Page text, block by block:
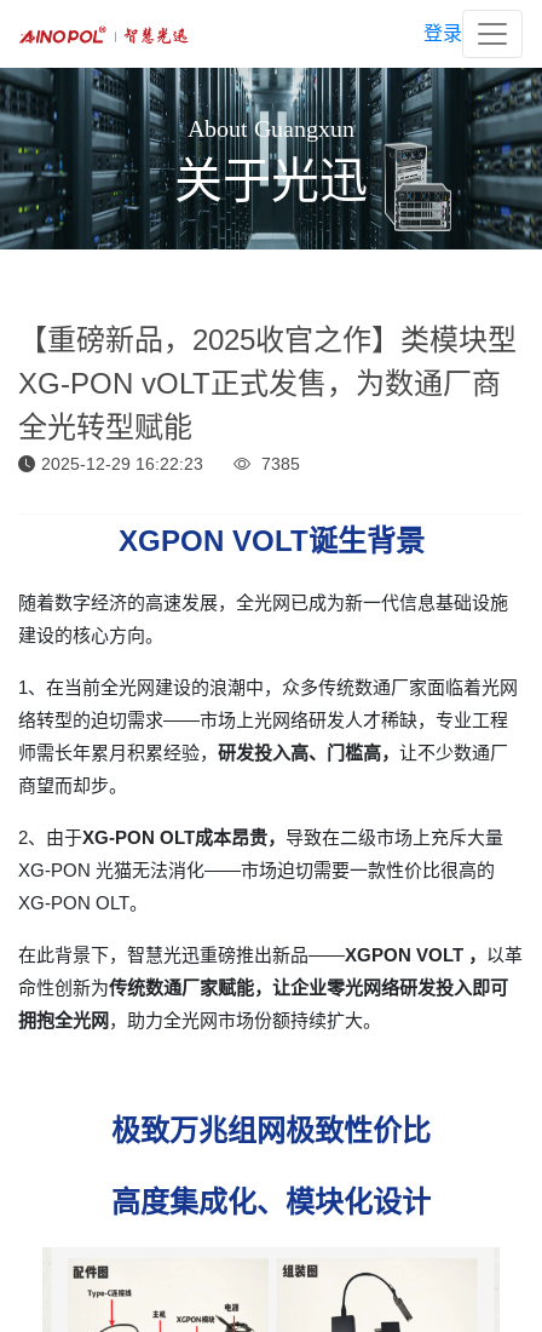
登录
About Guangxun
关于光迅
【重磅新品，2025收官之作】类模块型
XG-PON vOLT正式发售，为数通厂商
全光转型赋能
2025-12-29 16:22:23 7385
XGPON VOLT诞生背景
随着数字经济的高速发展，全光网已成为新一代信息基础设施
建设的核心方向。
1、在当前全光网建设的浪潮中，众多传统数通厂家面临着光网
络转型的迫切需求——市场上光网络研发人才稀缺，专业工程
师需长年累月积累经验， 研发投入高、门槛高， 让不少数通厂
商望而却步。
2、由于XG-PON OLT成本昂贵， 导致在二级市场上充斥大量
XG-PON 光猫无法消化——市场迫切需要一款性价比很高的
XG-PON OLT。
在此背景下，智慧光迅重磅推出新品——XGPON VOLT ， 以革
命性创新为传统数通厂家赋能，让企业零光网络研发投入即可
拥抱全光网 ，助力全光网市场份额持续扩大。
极致万兆组网极致性价比
高度集成化、模块化设计